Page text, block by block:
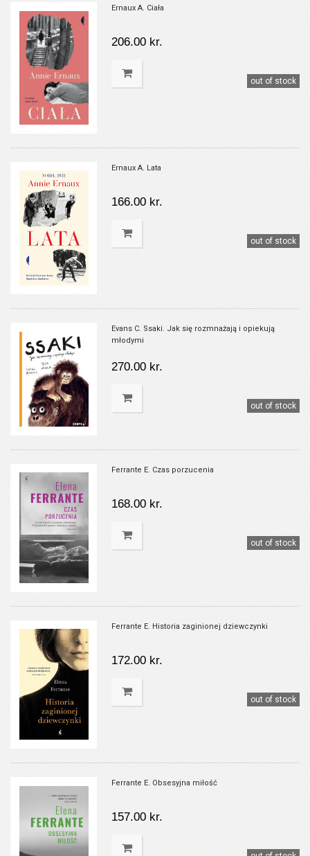
Ernaux A. Ciała
206.00 kr.
out of stock
Ernaux A. Lata
166.00 kr.
out of stock
Evans C. Ssaki. Jak się rozmnażają i opiekują
młodymi
270.00 kr.
out of stock
Ferrante E. Czas porzucenia
168.00 kr.
out of stock
Ferrante E. Historia zaginionej dziewczynki
172.00 kr.
out of stock
Ferrante E. Obsesyjna miłość
157.00 kr.